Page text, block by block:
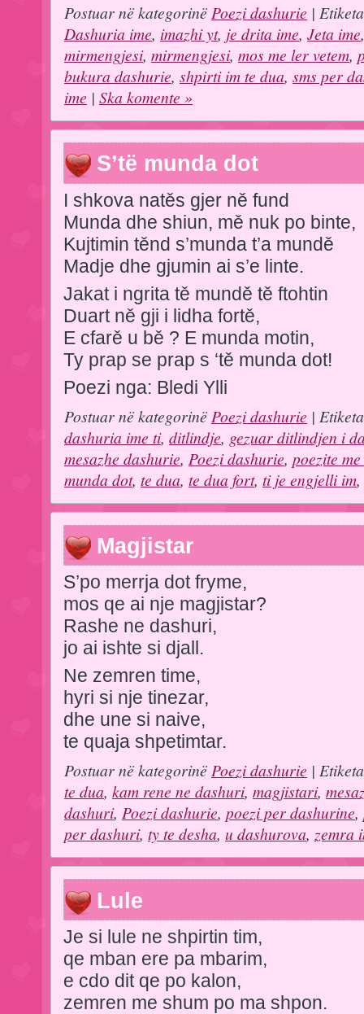
Postuar në kategorinë Poezi dashurie |
Dashuria ime, imazhi yt, je drita ime, Jeta ime
mirmengjesi, mirmengjesi, mos me ler vetem,
bukura dashurie, shpirti im te dua, sms per
ime | Ska komente »
S’të munda dot
I shkova natěs gjer ně fund
Munda dhe shiun, mě nuk po binte,
Kujtimin těnd s’munda t’a mundě
Madje dhe gjumin ai s’e linte.
Jakat i ngrita tě mundě tě ftohtin
Duart ně gji i lidha fortě,
E cfarě u bě ? E munda motin,
Ty prap se prap s ‘tě munda dot!
Poezi nga: Bledi Ylli
Postuar në kategorinë Poezi dashurie |
dashuria ime ti, ditlindje, gezuar ditlindjen i
mesazhe dashurie, Poezi dashurie, poezite
munda dot, te dua, te dua fort, ti je engjelli im,
Magjistar
S’po merrja dot fryme,
mos qe ai nje magjistar?
Rashe ne dashuri,
jo ai ishte si djall.
Ne zemren time,
hyri si nje tinezar,
dhe une si naive,
te quaja shpetimtar.
Postuar në kategorinëPoezi dashurie |
te dua, kam rene ne dashuri, magjistari,
dashuri, Poezi dashurie, poezi per dashurine,
per dashuri, ty te desha, u dashurova, zemra
Lule
Je si lule ne shpirtin tim,
qe mban ere pa mbarim,
e cdo dit qe po kalon,
zemren me shum po ma shpon.